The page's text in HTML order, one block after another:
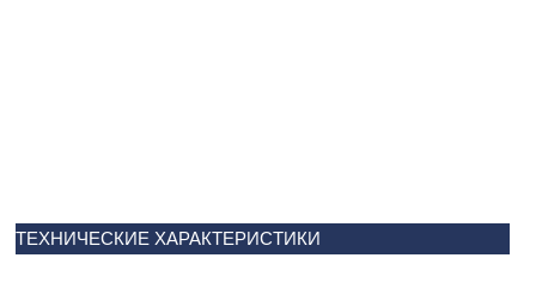
ТЕХНИЧЕСКИЕ ХАРАКТЕРИСТИКИ